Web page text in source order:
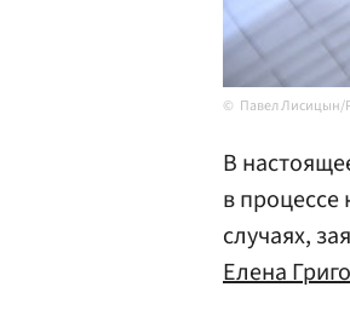
Павел Лисицын/
В
в
случаях,
Елена